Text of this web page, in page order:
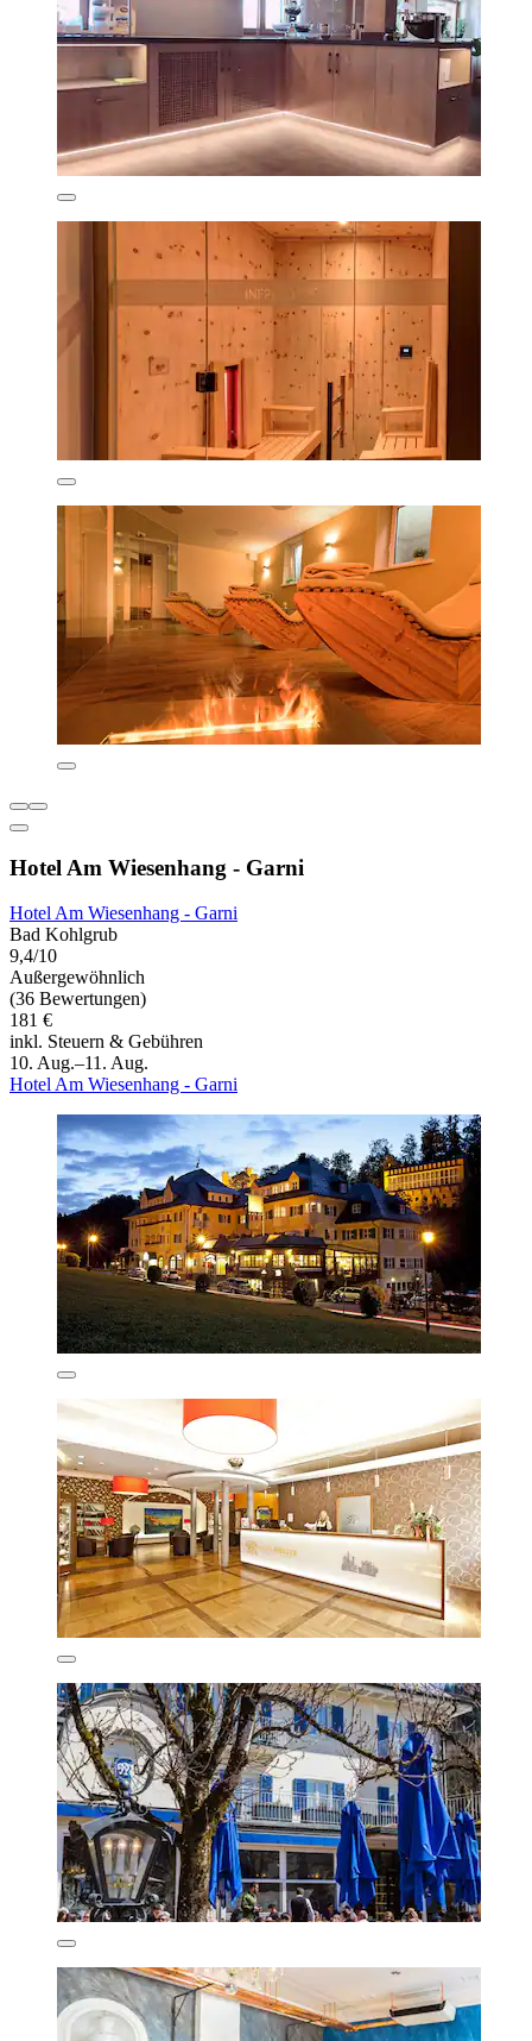
Hotel Am Wiesenhang - Garni
Hotel Am Wiesenhang - Garni
Bad Kohlgrub
9,4/10
Außergewöhnlich
(36 Bewertungen)
181 €
inkl. Steuern & Gebühren
10. Aug.–11. Aug.
Hotel Am Wiesenhang - Garni